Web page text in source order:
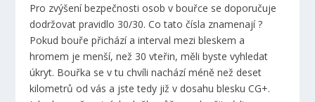
Pro zvýšení bezpečnosti osob v bouřce se doporučuje
dodržovat pravidlo 30/30. Co tato čísla znamenají ?
Pokud bouře přichází a interval mezi bleskem a
hromem je menší, než 30 vteřin, měli byste vyhledat
úkryt. Bouřka se v tu chvíli nachází méně než deset
kilometrů od vás a jste tedy již v dosahu blesku CG+.